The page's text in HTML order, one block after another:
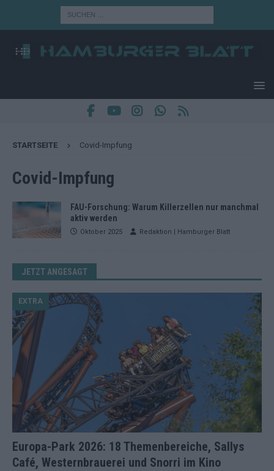
STARTSEITE Covid-Impfung
Covid-Impfung
FAU-Forschung: Warum Killerzellen nur manchmal
aktiv werden
Oktober 2025 Redaktion | Hamburger Blatt
JETZT ANGESAGT
Europa-Park 2026: 18 Themenbereiche, Sallys
Café, Westernbrauerei und Snorri im Kino
EXTRA